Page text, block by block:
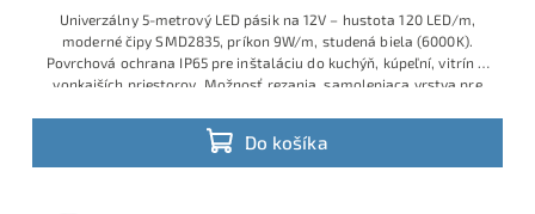
Do košíka
Univerzálny 5-metrový LED pásik na 12V – hustota 120 LED/m,
moderné čipy SMD2835, príkon 9W/m, studená biela (6000K).
Povrchová ochrana IP65 pre inštaláciu do kuchýň, kúpeľní, vitrín či
vonkajších priestorov. Možnosť rezania, samolepiaca vrstva pre